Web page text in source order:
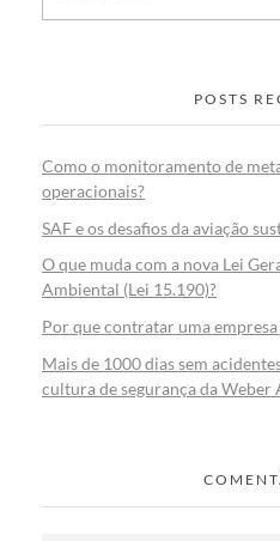
POSTS
Como o monitoramento de
operacionais?
SAF e os desafios da aviação
O que muda com a nova Lei
Ambiental (Lei 15.190)?
Por que contratar uma
Mais de 1000 dias sem
cultura de segurança da Weber